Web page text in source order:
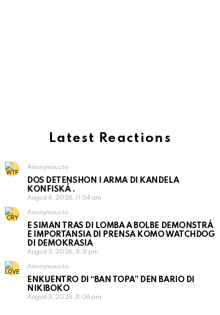
Latest Reactions
Anonymous to
DOS DETENSHON I ARMA DI KANDELA
KONFISKÁ .
August 4, 2026, 11:54 am
Anonymous to
E SIMAN TRAS DI LOMBA A BOLBE DEMONSTRÁ
E IMPORTANSIA DI PRENSA KOMO WATCHDOG
DI DEMOKRASIA
August 3, 2026, 8:31 pm
Anonymous to
ENKUENTRO DI “BAN TOPA” DEN BARIO DI
NIKIBOKO
August 3, 2026, 8:06 pm